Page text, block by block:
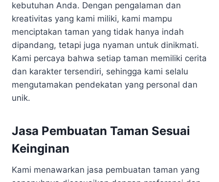
kebutuhan Anda. Dengan pengalaman dan
kreativitas yang kami miliki, kami mampu
menciptakan taman yang tidak hanya indah
dipandang, tetapi juga nyaman untuk dinikmati.
Kami percaya bahwa setiap taman memiliki cerita
dan karakter tersendiri, sehingga kami selalu
mengutamakan pendekatan yang personal dan
unik.
Jasa Pembuatan Taman Sesuai
Keinginan
Kami menawarkan jasa pembuatan taman yang